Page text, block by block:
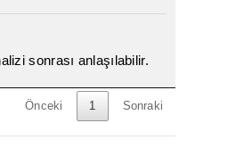
sonrası anlaşılabilir.
Önceki 1 Sonraki